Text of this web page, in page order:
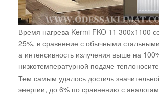
Время нагрева Kermi FKO 11 300x1100
25%, в сравнение с обычными
а интенсивность излучения выше на
низкотемпературной подаче
Тем самым удалось достичь
энергии, до 6% по сравнению с